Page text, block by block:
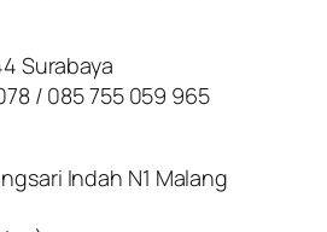
Surabaya
/ 085 755 059 965
Indah N1 Malang